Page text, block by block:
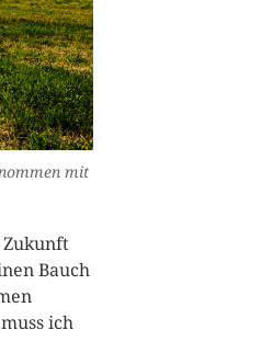
mit
Zukunft
Bauch
ich